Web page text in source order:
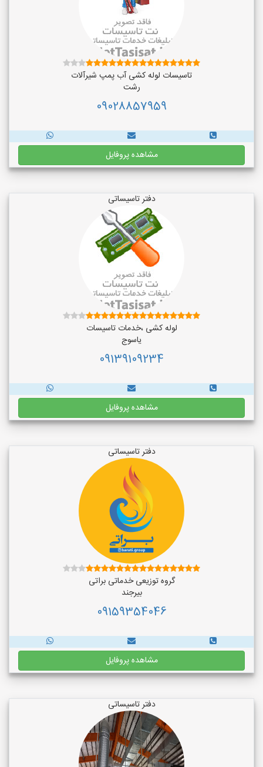
تاسیسات لوله کشی آب پمپ شیرآلات
رشت
09028857959
مشاهده پروفایل
دفتر تاسیساتی
لوله کشی ،خدمات تاسیسات
یاسوج
09139109234
مشاهده پروفایل
دفتر تاسیساتی
گروه توزیعی خدماتی براتی
بیرجند
09159354046
مشاهده پروفایل
دفتر تاسیساتی